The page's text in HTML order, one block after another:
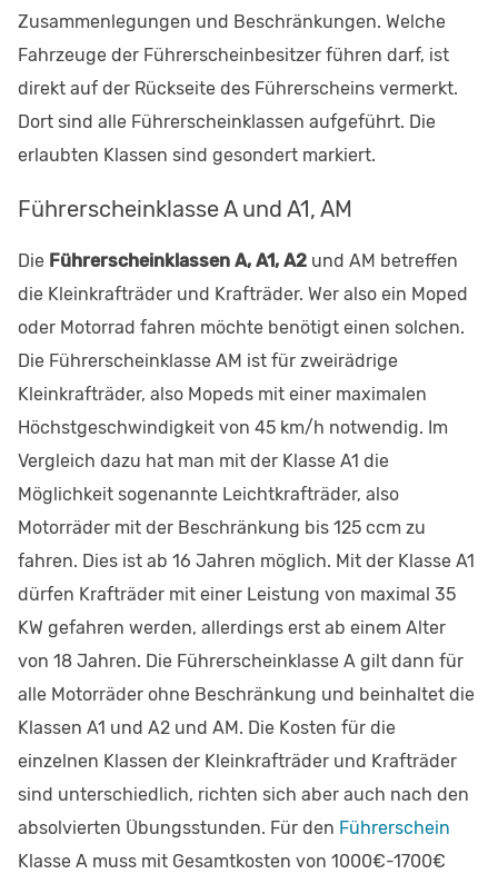
Zusammenlegungen und Beschränkungen. Welche
Fahrzeuge der Führerscheinbesitzer führen darf, ist
direkt auf der Rückseite des Führerscheins vermerkt.
Dort sind alle Führerscheinklassen aufgeführt. Die
erlaubten Klassen sind gesondert markiert.
Führerscheinklasse A und A1, AM
Die Führerscheinklassen A, A1, A2 und AM betreffen
die Kleinkrafträder und Krafträder. Wer also ein Moped
oder Motorrad fahren möchte benötigt einen solchen.
Die Führerscheinklasse AM ist für zweirädrige
Kleinkrafträder, also Mopeds mit einer maximalen
Höchstgeschwindigkeit von 45 km/h notwendig. Im
Vergleich dazu hat man mit der Klasse A1 die
Möglichkeit sogenannte Leichtkrafträder, also
Motorräder mit der Beschränkung bis 125 ccm zu
fahren. Dies ist ab 16 Jahren möglich. Mit der Klasse A1
dürfen Krafträder mit einer Leistung von maximal 35
KW gefahren werden, allerdings erst ab einem Alter
von 18 Jahren. Die Führerscheinklasse A gilt dann für
alle Motorräder ohne Beschränkung und beinhaltet die
Klassen A1 und A2 und AM. Die Kosten für die
einzelnen Klassen der Kleinkrafträder und Krafträder
sind unterschiedlich, richten sich aber auch nach den
absolvierten Übungsstunden. Für den Führerschein
Klasse A muss mit Gesamtkosten von 1000€-1700€